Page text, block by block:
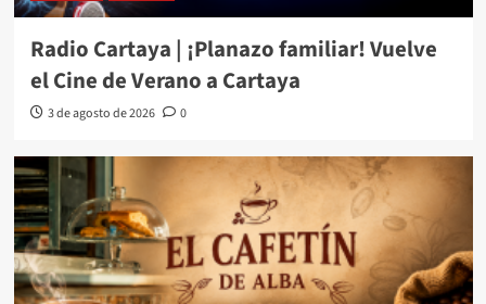
Radio Cartaya | ¡Planazo familiar! Vuelve
el Cine de Verano a Cartaya
3 de agosto de 2026 0